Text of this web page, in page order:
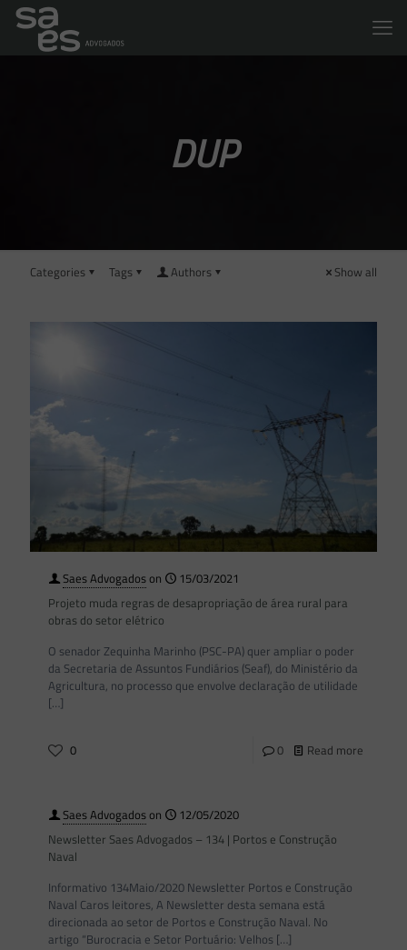
DUP
Categories Tags Authors Show all
Saes Advogadoson
15/03/2021
Projeto muda regras de desapropriação de área rural para
obras do setor elétrico
O senador Zequinha Marinho (PSC-PA) quer ampliar o poder
da Secretaria de Assuntos Fundiários (Seaf), do Ministério da
Agricultura, no processo que envolve declaração de utilidade
[…]
0 0 Read more
Saes Advogadoson
12/05/2020
Newsletter Saes Advogados – 134 | Portos e Construção
Naval
Informativo 134Maio/2020 Newsletter Portos e Construção
Naval Caros leitores, A Newsletter desta semana está
direcionada ao setor de Portos e Construção Naval. No
artigo “Burocracia e Setor Portuário: Velhos […]